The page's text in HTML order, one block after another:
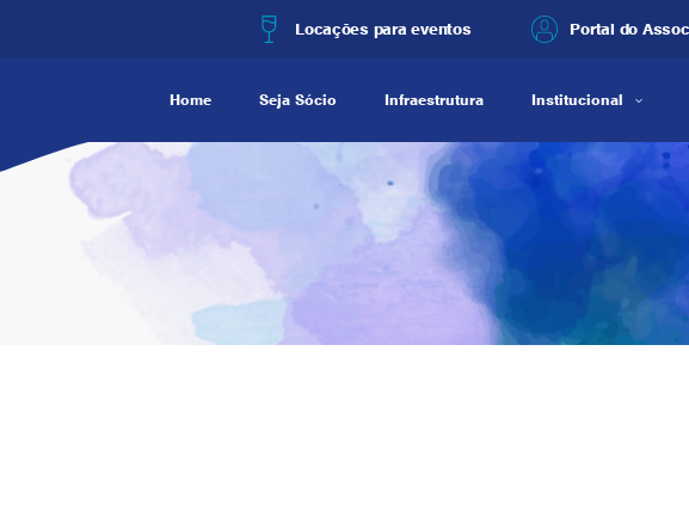
Locações para eventos Portal do
Home Seja Sócio Infraestrutura Institucional